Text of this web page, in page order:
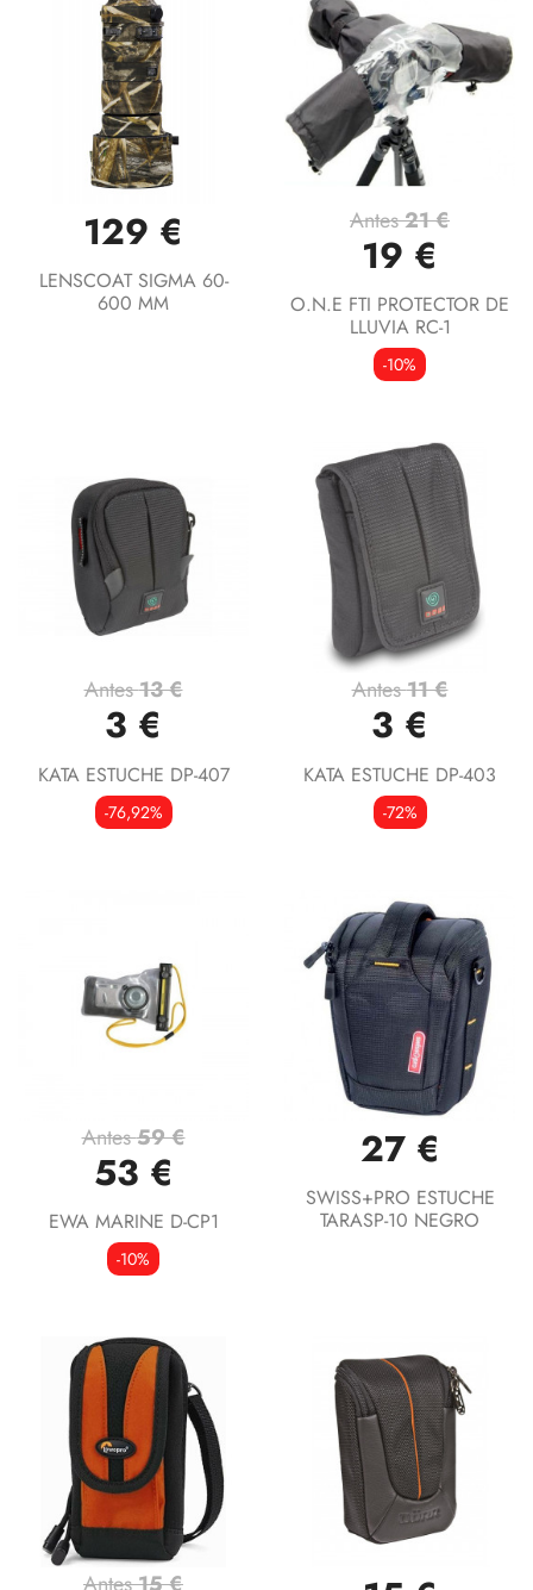
129 €
LENSCOAT SIGMA 60-
600 MM
Antes21 €
19 €
O.N.E FTI PROTECTOR DE
LLUVIA RC-1
-10%
Antes13 €
3 €
KATA ESTUCHE DP-407
-76,92%
Antes11 €
3 €
KATA ESTUCHE DP-403
-72%
Antes59 €
53 €
EWA MARINE D-CP1
-10%
27 €
SWISS+PRO ESTUCHE
TARASP-10 NEGRO